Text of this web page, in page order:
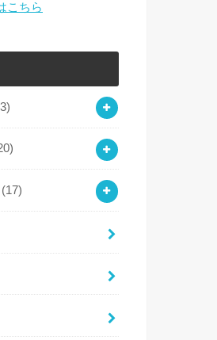
こちら
(17)